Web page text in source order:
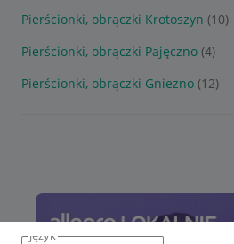
język
Pierścionki, obrączki Krotoszyn (10)
Pierścionki, obrączki Pajęczno (4)
Pierścionki, obrączki Gniezno (12)